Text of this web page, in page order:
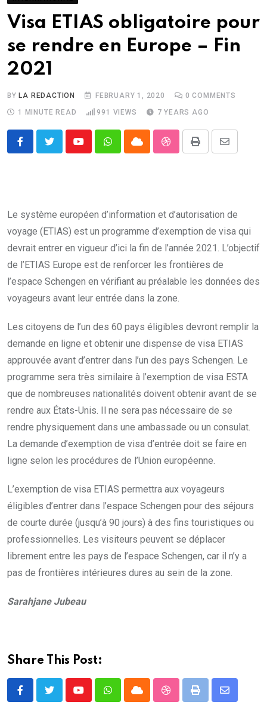
Visa ETIAS obligatoire pour
se rendre en Europe – Fin
2021
BYLA REDACTION FEBRUARY 1, 2020 0 COMMENTS
1 MINUTE READ
991 VIEWS 7 YEARS AGO
YoutubeWhatsappCloud StumbleUpon
Print
Share
Le système européen d’information et d’autorisation de
voyage (ETIAS) est un programme d’exemption de visa qui
devrait entrer en vigueur d’ici la fin de l’année 2021. L’objectif
de l’ETIAS Europe est de renforcer les frontières de
l’espace Schengen en vérifiant au préalable les données des
voyageurs avant leur entrée dans la zone.
Les citoyens de l’un des 60 pays éligibles devront remplir la
demande en ligne et obtenir une dispense de visa ETIAS
approuvée avant d’entrer dans l’un des pays Schengen. Le
programme sera très similaire à l’exemption de visa ESTA
que de nombreuses nationalités doivent obtenir avant de se
rendre aux États-Unis. Il ne sera pas nécessaire de se
rendre physiquement dans une ambassade ou un consulat.
La demande d’exemption de visa d’entrée doit se faire en
ligne selon les procédures de l’Union européenne.
L’exemption de visa ETIAS permettra aux voyageurs
éligibles d’entrer dans l’espace Schengen pour des séjours
de courte durée (jusqu’à 90 jours) à des fins touristiques ou
professionnelles. Les visiteurs peuvent se déplacer
librement entre les pays de l’espace Schengen, car il n’y a
pas de frontières intérieures dures au sein de la zone.
Sarahjane Jubeau
Share This Post:
YoutubeWhatsappCloud StumbleUpon
Print
Share